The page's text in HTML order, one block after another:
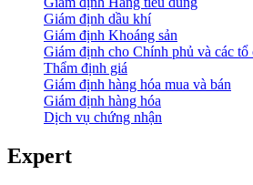
Giám định dầu khí
Giám định Khoáng sản
Giám định cho Chính phủ và các tổ
Thẩm định giá
Giám định hàng hóa mua và bán
Giám định hàng hóa
Dịch vụ chứng nhận
Expert